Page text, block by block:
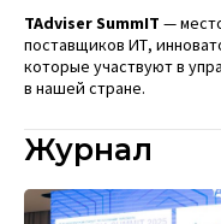
TAdviser SummIT —
поставщиков ИТ,
которые участвуют в
в нашей стране.
Журнал